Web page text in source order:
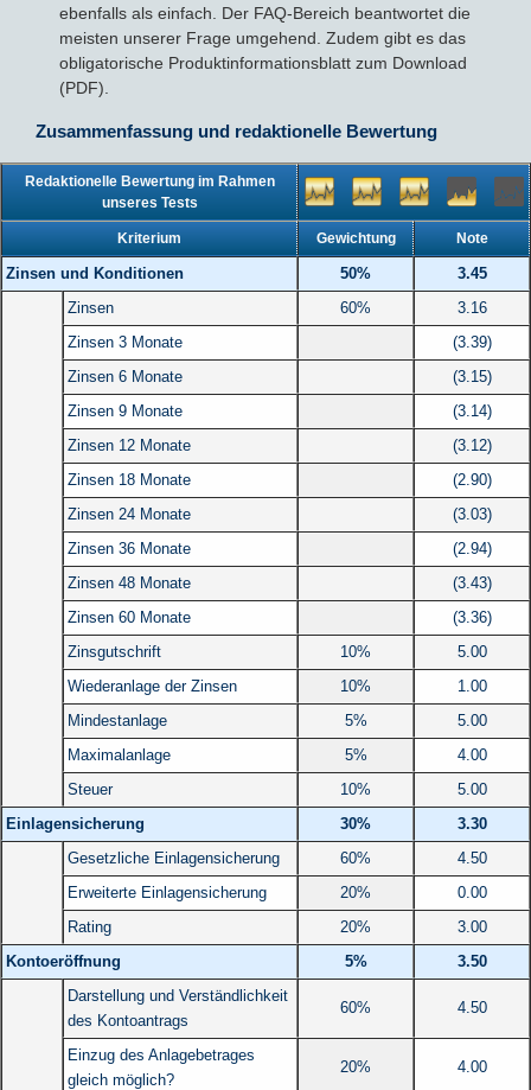
ebenfalls als einfach. Der FAQ-Bereich beantwortet die
meisten unserer Frage umgehend. Zudem gibt es das
obligatorische Produktinformationsblatt zum Download
(PDF).
Zusammenfassung und redaktionelle Bewertung
Redaktionelle Bewertung im Rahmen
unseres Tests
Kriterium Gewichtung Note
Zinsen und Konditionen 50%
3.45
Zinsen
60%
3.16
Zinsen 3 Monate
(3.39)
Zinsen 6 Monate
(3.15)
Zinsen 9 Monate
(3.14)
Zinsen 12 Monate
(3.12)
Zinsen 18 Monate
(2.90)
Zinsen 24 Monate
(3.03)
Zinsen 36 Monate
(2.94)
Zinsen 48 Monate
(3.43)
Zinsen 60 Monate
(3.36)
Zinsgutschrift
10%
5.00
Wiederanlage der Zinsen
10%
1.00
Mindestanlage
5%
5.00
Maximalanlage
5%
4.00
Steuer
10%
5.00
Einlagensicherung
30%
3.30
Gesetzliche Einlagensicherung
60%
4.50
Erweiterte Einlagensicherung
20%
0.00
Rating
20%
3.00
Kontoeröffnung
5%
3.50
Darstellung und Verständlichkeit
des Kontoantrags
60% 4.50
Einzug des Anlagebetrages
gleich möglich?
20% 4.00